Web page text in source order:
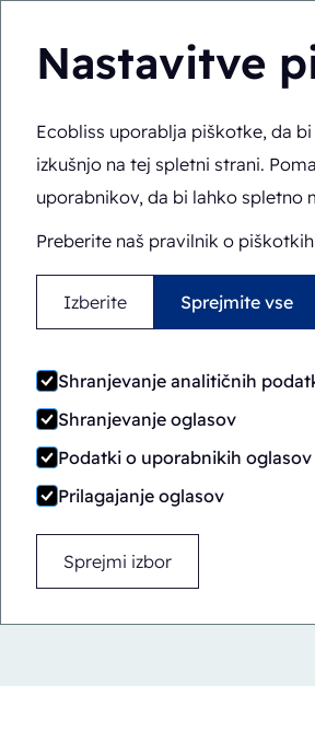
Nastavitve
Ecobliss uporablja piškotke, da
izkušnjo na tej spletni strani.
uporabnikov, da bi lahko spletno
Preberite naš pravilnik o piškotkih
Izberite Sprejmite vse
Shranjevanje analitičnih
Shranjevanje oglasov
Podatki o uporabnikih oglasov
Prilagajanje oglasov
Sprejmi izbor
Tukaj ste: Domov > Stroji za
Samodejno
BSC14-1418